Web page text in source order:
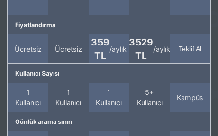
Fiyatlandırma
Ücretsiz Ücretsiz
359
TL
/aylık
3529
TL
/aylık Teklif Al
Kullanıcı Sayısı
1
Kullanıcı
1
Kullanıcı
1
Kullanıcı
5+
Kullanıcı
Kampüs
Günlük arama sınırı